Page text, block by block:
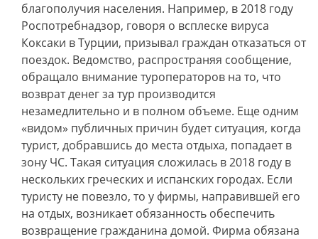
благополучия населения. Например, в 2018 году
Роспотребнадзор, говоря о всплеске вируса
Коксаки в Турции, призывал граждан отказаться от
поездок. Ведомство, распространяя сообщение,
обращало внимание туроператоров на то, что
возврат денег за тур производится
незамедлительно и в полном объеме. Еще одним
«видом» публичных причин будет ситуация, когда
турист, добравшись до места отдыха, попадает в
зону ЧС. Такая ситуация сложилась в 2018 году в
нескольких греческих и испанских городах. Если
туристу не повезло, то у фирмы, направившей его
на отдых, возникает обязанность обеспечить
возвращение гражданина домой. Фирма обязана